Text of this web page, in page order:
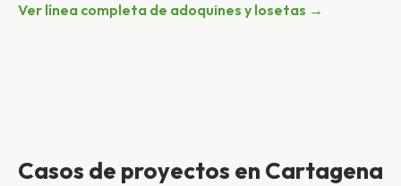
Ver línea completa de adoquines y losetas →
Casos de proyectos en Cartagena